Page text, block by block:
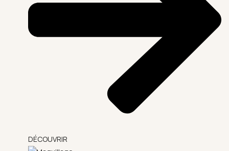
DÉCOUVRIR